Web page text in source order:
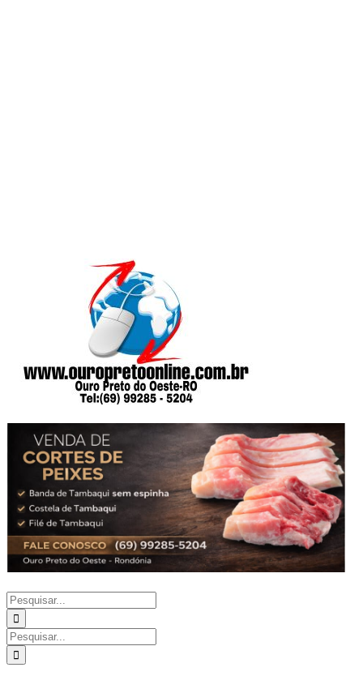
Buscar
resultados
para:
Buscar
resultados
para: